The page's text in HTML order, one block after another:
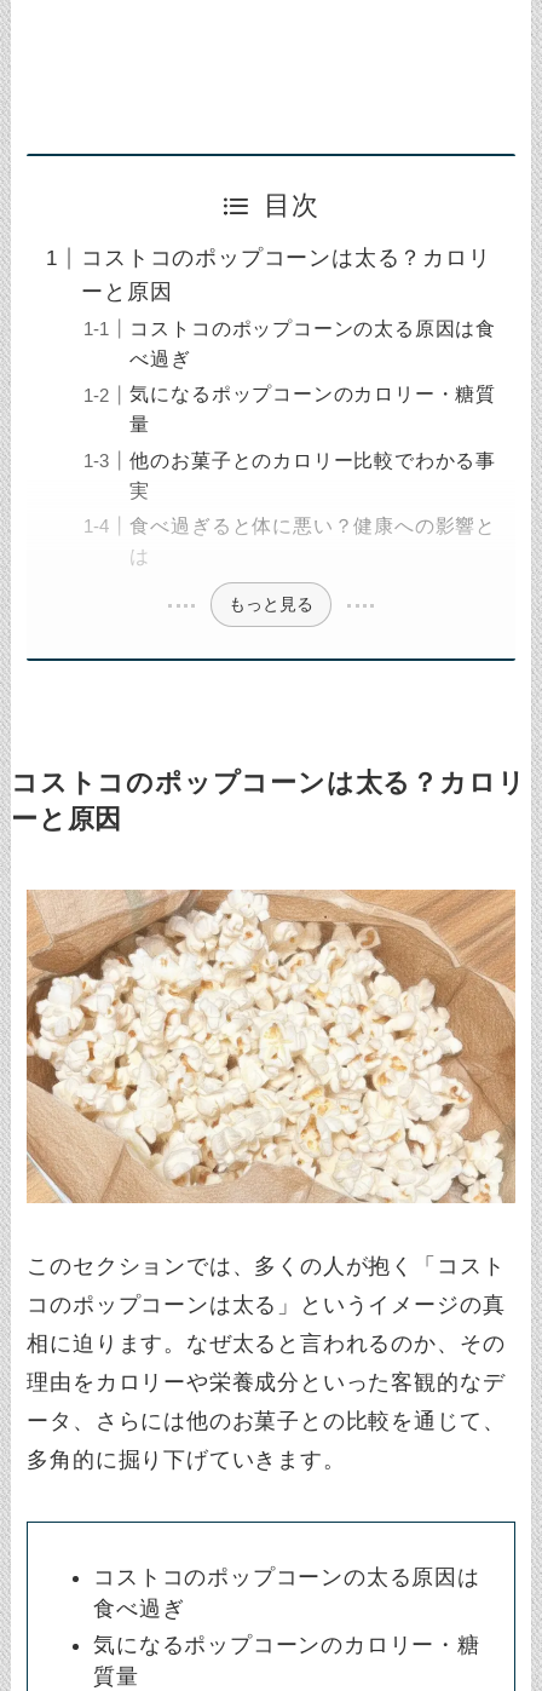
目次
コストコのポップコーンは太る？カロリ
ーと原因
コストコのポップコーンの太る原因は食
べ過ぎ
気になるポップコーンのカロリー・糖質
量
他のお菓子とのカロリー比較でわかる事
実
食べ過ぎると体に悪い？健康への影響と
は
もっと見る
コストコのポップコーンは太る？カロリ
ーと原因
このセクションでは、多くの人が抱く「コスト
コのポップコーンは太る」というイメージの真
相に迫ります。なぜ太ると言われるのか、その
理由をカロリーや栄養成分といった客観的なデ
ータ、さらには他のお菓子との比較を通じて、
多角的に掘り下げていきます。
コストコのポップコーンの太る原因は
食べ過ぎ
気になるポップコーンのカロリー・糖
質量